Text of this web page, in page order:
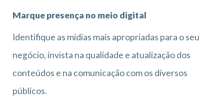
Marque presença no meio digital
Identifique as mídias mais apropriadas para o seu
negócio, invista na qualidade e atualização dos
conteúdos e na comunicação com os diversos
públicos.